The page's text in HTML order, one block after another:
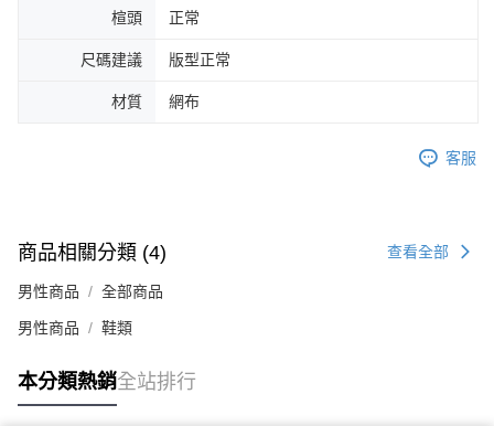
５．嚴禁一人註冊多個帳號或使用他人資訊註冊。若發現惡意使用之情形，
恩沛科技股份有限公司將有權停止該用戶之使用額度並採取法律行動。
楦頭 正常
尺碼建議 版型正常
材質 網布
客服
商品相關分類 (4) 查看全部
男性商品 全部商品
男性商品 鞋類
本分類熱銷全站排行